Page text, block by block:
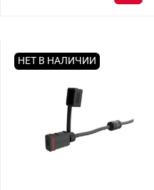
НЕТ В НАЛИЧИИ